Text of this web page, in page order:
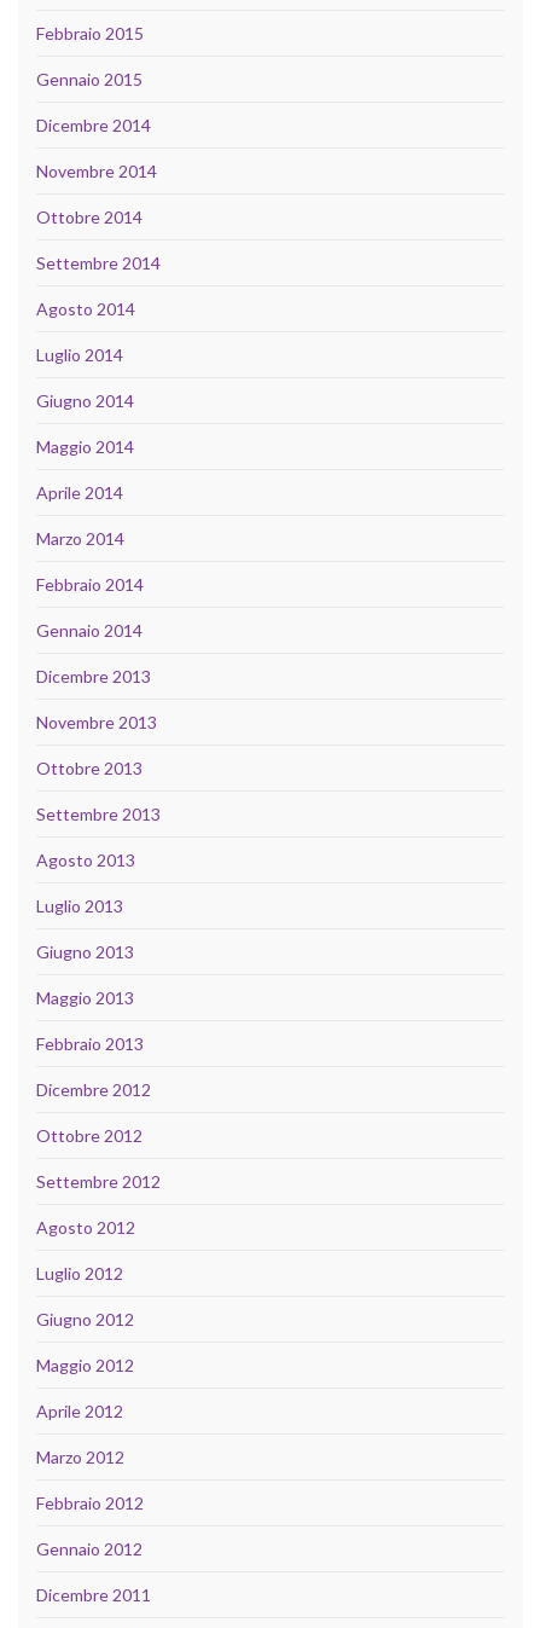
Febbraio 2015
Gennaio 2015
Dicembre 2014
Novembre 2014
Ottobre 2014
Settembre 2014
Agosto 2014
Luglio 2014
Giugno 2014
Maggio 2014
Aprile 2014
Marzo 2014
Febbraio 2014
Gennaio 2014
Dicembre 2013
Novembre 2013
Ottobre 2013
Settembre 2013
Agosto 2013
Luglio 2013
Giugno 2013
Maggio 2013
Febbraio 2013
Dicembre 2012
Ottobre 2012
Settembre 2012
Agosto 2012
Luglio 2012
Giugno 2012
Maggio 2012
Aprile 2012
Marzo 2012
Febbraio 2012
Gennaio 2012
Dicembre 2011